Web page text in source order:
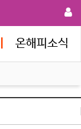
온해피소식